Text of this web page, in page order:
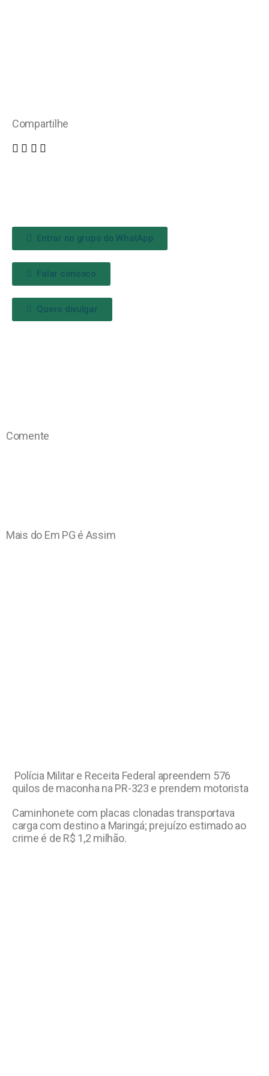
Compartilhe
Entrar no grupo do WhatApp
Falar conosco
Quero divulgar
Comente
Mais do Em PG é Assim
Polícia Militar e Receita Federal apreendem 576
quilos de maconha na PR-323 e prendem motorista
Caminhonete com placas clonadas transportava
carga com destino a Maringá; prejuízo estimado ao
crime é de R$ 1,2 milhão.